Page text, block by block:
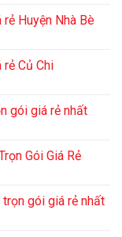
Huyện Nhà Bè
rẻ Củ Chi
gói giá rẻ nhất
Gói Giá Rẻ
trọn gói giá rẻ nhất